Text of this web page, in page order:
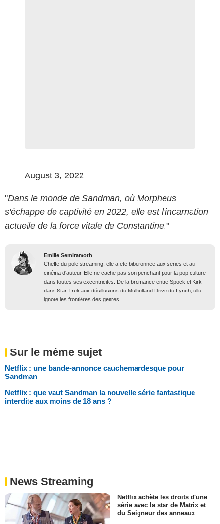
August 3, 2022
"Dans le monde de Sandman, où Morpheus
s'échappe de captivité en 2022, elle est l'incarnation
actuelle de la force vitale de Constantine."
Emilie Semiramoth
Cheffe du pôle streaming, elle a été biberonnée aux séries et au
cinéma d'auteur. Elle ne cache pas son penchant pour la pop culture
dans toutes ses excentricités. De la bromance entre Spock et Kirk
dans Star Trek aux désillusions de Mulholland Drive de Lynch, elle
ignore les frontières des genres.
Sur le même sujet
Netflix : une bande-annonce cauchemardesque pour
Sandman
Netflix : que vaut Sandman la nouvelle série fantastique
interdite aux moins de 18 ans ?
News Streaming
Netflix achète les droits d'une
série avec la star de Matrix et
du Seigneur des anneaux